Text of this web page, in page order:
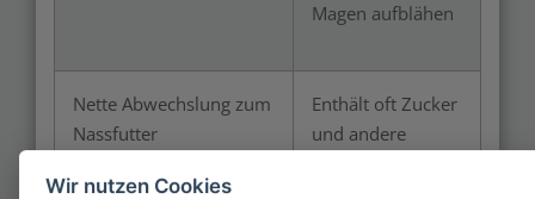
Magen aufblähen
Nette Abwechslung zum
Nassfutter
Enthält oft Zucker
und andere
Wir nutzen Cookies